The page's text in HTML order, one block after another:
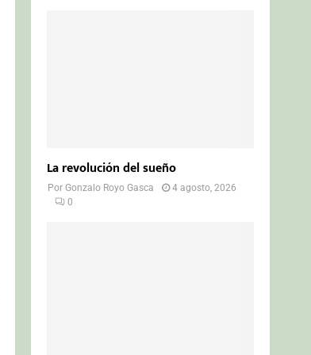
La revolución del sueño
PorGonzalo Royo Gasca
4 agosto, 2026
0